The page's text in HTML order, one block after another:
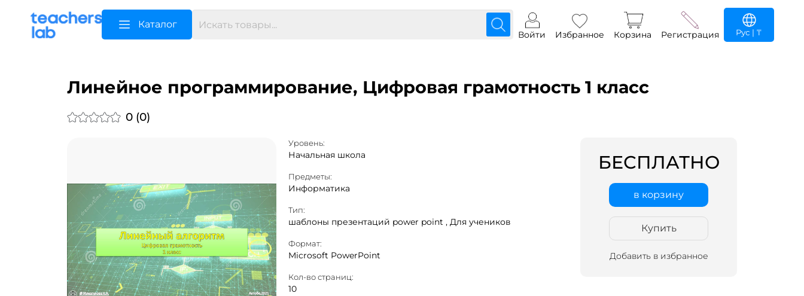
Каталог
Войти Избранное Корзина Регистрация Рус | ₸
Линейное программирование, Цифровая грамотность 1 класс
0 (0)
Уровень:
Начальная школа
Предметы:
Информатика
Тип:
шаблоны презентаций power point , Для учеников
Формат:
Microsoft PowerPoint
Кол-во страниц:
10
БЕСПЛАТНО
в корзину
Купить
Добавить в избранное